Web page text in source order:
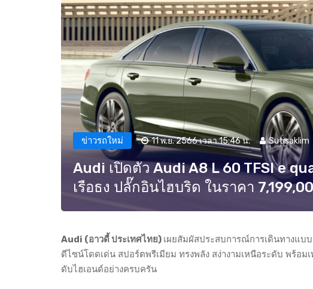
ข่าวรถใหม่ 11 พ.ย. 2566 เวลา 15:46 น. Sutisaklim
Audi เปิดตัว Audi A8 L 60 TFSI e
เรือธง ปลั๊กอินไฮบริด ในราคา
Audi (อาวดี้ ประเทศไทย) เผยสัมผัสประสบการณ์การเดินทางแบ
ดีไซน์โดดเด่น สปอร์ตพรีเมียม ทรงพลัง สง่างามเหนือระดับ พร้อ
ดับไฮเอนด์อย่างครบครัน